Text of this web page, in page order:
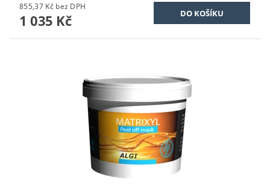
855,37 Kč bez DPH
1 035 Kč